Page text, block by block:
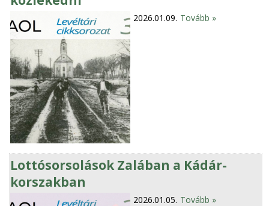
2026.01.09. Tovább »
Lottósorsolások Zalában a Kádár-
korszakban
2026.01.05. Tovább »